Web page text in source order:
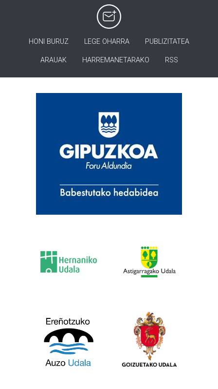
HONI BURUZ LEGE OHARRA PUBLIZITATEA
ARAUAK HARREMANETARAKO RSS